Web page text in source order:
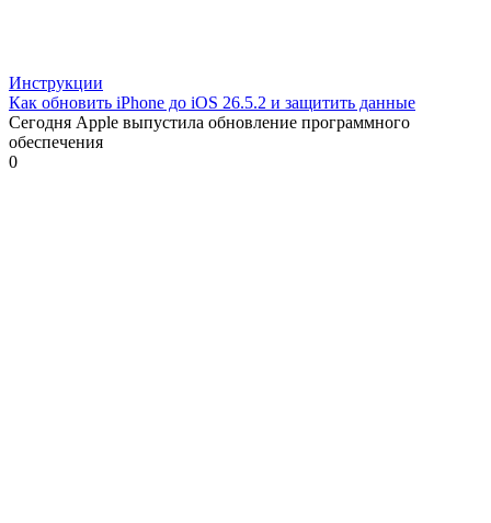
Инструкции
Как обновить iPhone до iOS 26.5.2 и защитить данные
Сегодня Apple выпустила обновление программного
обеспечения
0